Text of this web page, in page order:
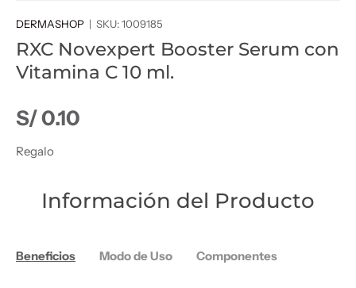
DERMASHOP | SKU:1009185
RXC Novexpert Booster Serum con
Vitamina C 10 ml.
Precio normal
S/ 0.10
Regalo
Información del Producto
Beneficios Modo de Uso Componentes